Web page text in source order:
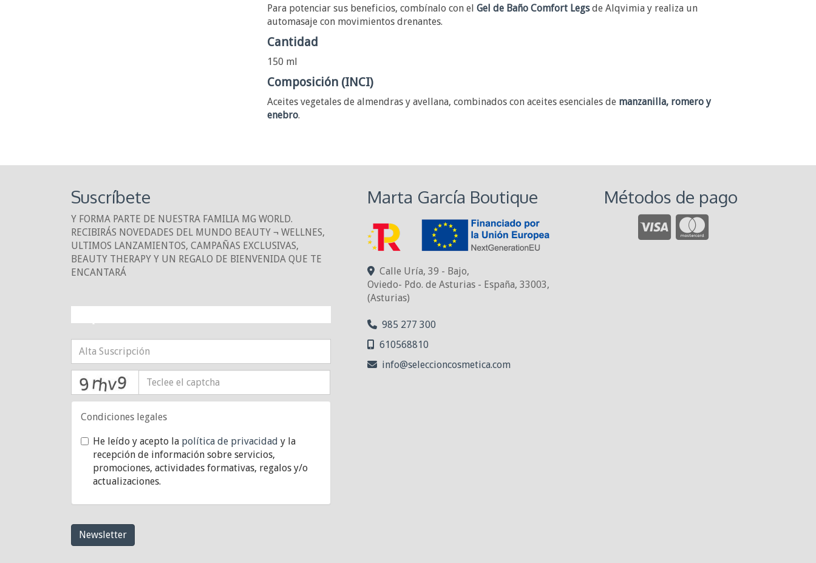
Para potenciar sus beneficios, combínalo con el Gel de Baño Comfort Legsde Alqvimia y realiza un
automasaje con movimientos drenantes.
Cantidad
150 ml
Composición (INCI)
Aceites vegetales de almendras y avellana, combinados con aceites esenciales de manzanilla, romero y
enebro.
Suscríbete
Y FORMA PARTE DE NUESTRA FAMILIA MG WORLD.
RECIBIRÁS NOVEDADES DEL MUNDO BEAUTY ¬ WELLNES,
ULTIMOS LANZAMIENTOS, CAMPAÑAS EXCLUSIVAS,
BEAUTY THERAPY Y UN REGALO DE BIENVENIDA QUE TE
ENCANTARÁ
captcha
Condiciones legales
He leído y acepto la política de privacidad y la
recepción de información sobre servicios,
promociones, actividades formativas, regalos y/o
actualizaciones.
Newsletter
Marta García Boutique
Calle Uría, 39 - Bajo,
Oviedo- Pdo. de Asturias - España, 33003,
(Asturias)
985 277 300
610568810
info
seleccioncosmetica.com
Métodos de pago